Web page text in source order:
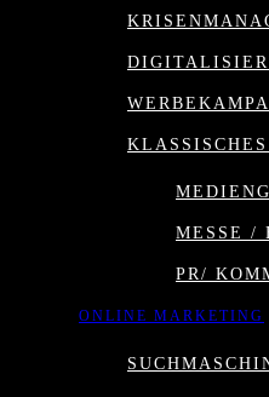
MESSE /
PR/
ONLINE MARKETING